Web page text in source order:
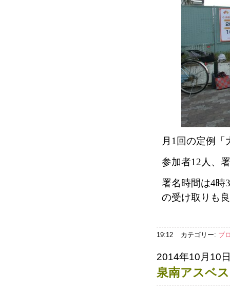
月 1 回の定例「
参加者12 人、
署名時間は4時
の受け取りも
19:12 カテゴリー: ブ
2014年10月10
泉南アスベ